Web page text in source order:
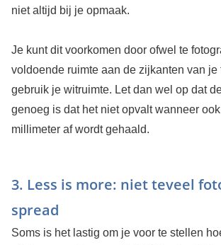
niet altijd bij je opmaak.
Je kunt dit voorkomen door ofwel te
voldoende ruimte aan de zijkanten van je
gebruik je witruimte. Let dan wel op dat
genoeg is dat het niet opvalt wanneer
millimeter af wordt gehaald.
3. Less is more: niet teveel
spread
Soms is het lastig om je voor te stellen